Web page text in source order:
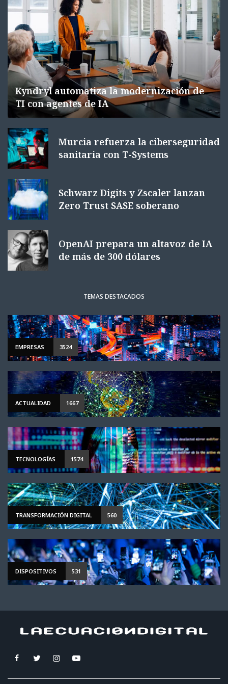
Kyndryl automatiza la modernización de
TI con agentes de IA
Murcia refuerza la ciberseguridad
sanitaria con T-Systems
Schwarz Digits y Zscaler lanzan
Zero Trust SASE soberano
OpenAI prepara un altavoz de IA
de más de 300 dólares
TEMAS DESTACADOS
EMPRESAS 3524
ACTUALIDAD 1667
TECNOLOGÍAS 1574
TRANSFORMACIÓN DIGITAL 560
DISPOSITIVOS 531